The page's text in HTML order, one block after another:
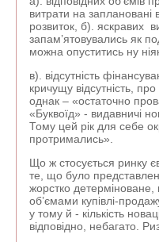
витрати на
розвиток, б). яскравих
запам’ятовувались як
можна опуститись ну
в). відсутність
кричущу відсутність,
однак – «остаточно
«Буквоїд» - видавничі
Тому цей рік для себе
протримались».
Що ж стосується ринку
те, що було
жорстко
об’ємами купівлі-
у тому й - кількість
відповідно, небагато.